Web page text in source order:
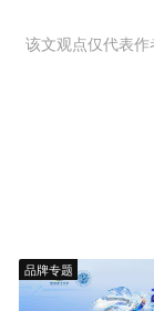
该文观点仅代表作
品牌专题